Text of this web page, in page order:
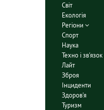
Світ
Екологія
Регіони
Спорт
Наука
Техно і зв'язок
Лайт
Зброя
Інциденти
Здоров'я
Туризм